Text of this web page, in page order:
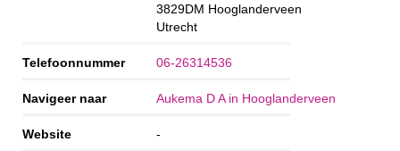
3829DM Hooglanderveen
Utrecht
Telefoonnummer 06-26314536
Navigeer naar Aukema D A in Hooglanderveen
Website -